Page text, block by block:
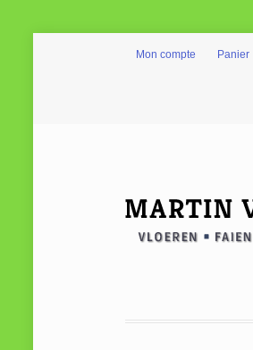
Mon compte Panier